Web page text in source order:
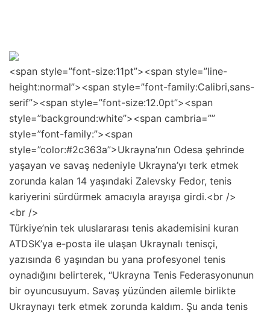
<span style=”font-size:11pt”><span style=”line-
height:normal”><span style=”font-family:Calibri,sans-
serif”><span style=”font-size:12.0pt”><span
style=”background:white”><span cambria=””
style=”font-family:”><span
style=”color:#2c363a”>Ukrayna’nın Odesa şehrinde
yaşayan ve savaş nedeniyle Ukrayna’yı terk etmek
zorunda kalan 14 yaşındaki Zalevsky Fedor, tenis
kariyerini sürdürmek amacıyla arayışa girdi.<br />
<br />
Türkiye’nin tek uluslararası tenis akademisini kuran
ATDSK’ya e-posta ile ulaşan Ukraynalı tenisçi,
yazısında 6 yaşından bu yana profesyonel tenis
oynadığını belirterek, “Ukrayna Tenis Federasyonunun
bir oyuncusuyum. Savaş yüzünden ailemle birlikte
Ukraynayı terk etmek zorunda kaldım. Şu anda tenis